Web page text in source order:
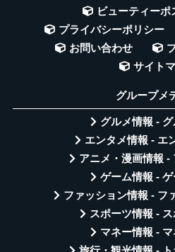
ビューティーポ
プライバシーポリシー
お問い合わせ
サイト
グループメ
グルメ情報 -
エンタメ情報 - エ
アニメ・漫画情報 -
ゲーム情報 -
ファッション情報 - フ
スポーツ情報 -
マネー情報 -